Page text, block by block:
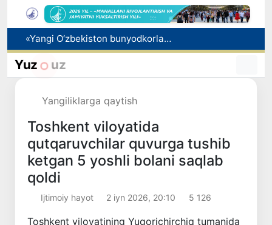
Oltoy kompaniyasi O‘zbekistonda fitoterapevtik mahsulotlar ishlab chiqarishni rejalashtirmoqda
Vakant o‘rinlarga o‘qishga kirish imkoniyati yaratiladi
Yuz uz
Yangiliklarga qaytish
Toshkent viloyatida
qutqaruvchilar quvurga tushib
ketgan 5 yoshli bolani saqlab
qoldi
Ijtimoiy hayot 2 iyn 2026, 20:10 5 126
Toshkent viloyatining Yuqorichirchiq tumanida